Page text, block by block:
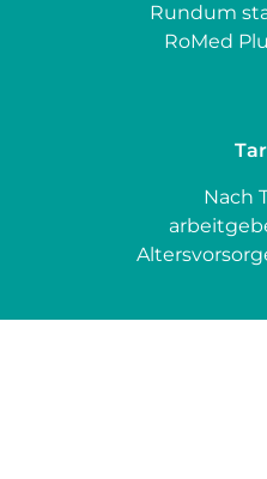
Rundum
RoMed
Nach